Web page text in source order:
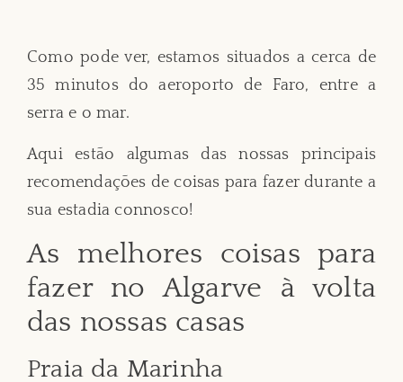
Como pode ver, estamos situados a cerca de
35 minutos do aeroporto de Faro, entre a
serra e o mar.
Aqui estão algumas das nossas principais
recomendações de coisas para fazer durante a
sua estadia connosco!
As melhores coisas para
fazer no Algarve à volta
das nossas casas
Praia da Marinha